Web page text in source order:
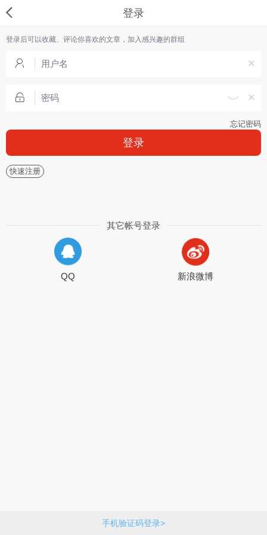
登录
登录后可以收藏、评论你喜欢的文章，加入感兴趣的群组
忘记密码
登录
快速注册
手机验证码登录>
其它帐号登录
QQ 新浪微博